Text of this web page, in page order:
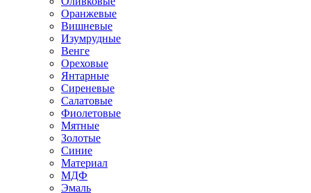
Оранжевые
Вишневые
Изумрудные
Венге
Ореховые
Янтарные
Сиреневые
Салатовые
Фиолетовые
Мятные
Золотые
Синие
Материал
МДФ
Эмаль